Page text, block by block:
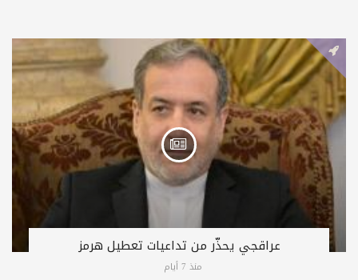
عراقجي يحذّر من تداعيات تعطيل هرمز
منذ 7 أيام